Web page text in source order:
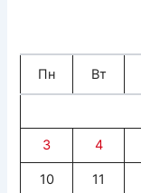
Пн Вт
3 4
10 11